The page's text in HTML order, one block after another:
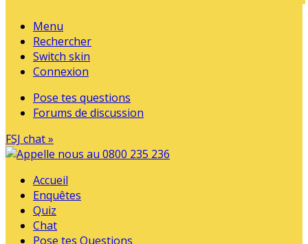
Menu
Rechercher
Switch skin
Connexion
Pose tes questions
Forums de discussion
FSJ chat »
Accueil
Enquêtes
Quiz
Chat
Pose tes Questions